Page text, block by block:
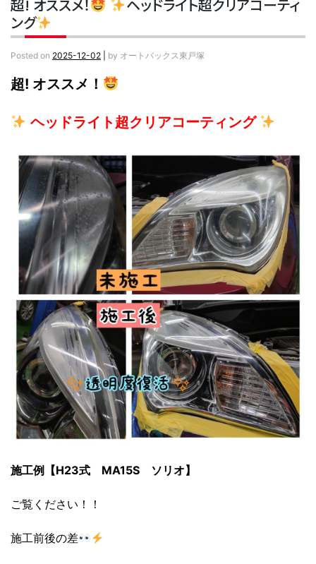
超! オススメ！
ヘッドライト超クリアコーティ
ング
Posted on 2025-12-02 by オートバックス東戸塚
超! オススメ！
ヘッドライト超クリアコーティング
施工例【H23式 MA15S ソリオ】
ご覧ください！！
施工前後の差